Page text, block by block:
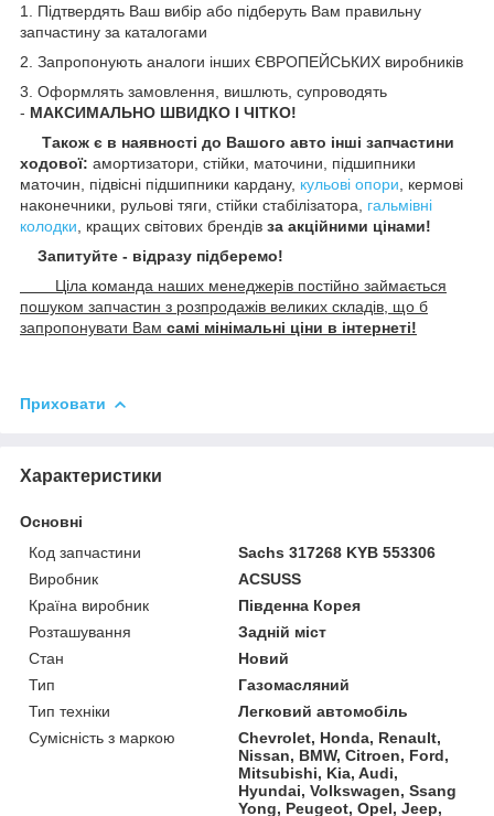
1. Підтвердять Ваш вибір або підберуть Вам правильну
запчастину за каталогами
2. Запропонують аналоги інших ЄВРОПЕЙСЬКИХ виробників
3. Оформлять замовлення, вишлють, супроводять
- МАКСИМАЛЬНО ШВИДКО І ЧІТКО!
Також є в наявності до Вашого авто інші запчастини
ходової: амортизатори, стійки, маточини, підшипники
маточин, підвісні підшипники кардану, кульові опори , кермові
наконечники, рульові тяги, стійки стабілізатора, гальмівні
колодки , кращих світових брендів за акційними цінами!
Запитуйте - відразу підберемо!
Ціла команда наших менеджерів постійно займається
пошуком запчастин з розпродажів великих складів, що б
запропонувати Вам самі мінімальні ціни в інтернеті!
Приховати
Характеристики
Основні
Код запчастини
Sachs 317268 KYB 553306
Виробник
ACSUSS
Країна виробник
Південна Корея
Розташування
Задній міст
Стан
Новий
Тип
Газомасляний
Тип техніки
Легковий автомобіль
Сумісність з маркою
Chevrolet, Honda, Renault,
Nissan, BMW, Citroen, Ford,
Mitsubishi, Kia, Audi,
Hyundai, Volkswagen, Ssang
Yong, Peugeot, Opel, Jeep,